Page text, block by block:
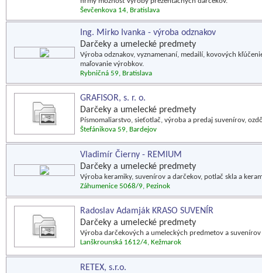
Ševčenkova 14, Bratislava
Ing. Mirko Ivanka - výroba odznakov
Darčeky a umelecké predmety
Výroba odznakov, vyznamenaní, medailí, kovových
maľovanie výrobkov.
Rybničná 59, Bratislava
GRAFISOR, s. r. o.
Darčeky a umelecké predmety
Písmomaliarstvo, sieťotlač, výroba a predaj suvenírov,
Štefánikova 59, Bardejov
Vladimír Čierny - REMIUM
Darčeky a umelecké predmety
Výroba keramiky, suvenírov a darčekov, potlač skla a
Záhumenice 5068/9, Pezinok
Radoslav Adamják KRASO SUVENÍR
Darčeky a umelecké predmety
Výroba darčekových a umeleckých predmetov a suvenírov
Lanškrounská 1612/4, Kežmarok
RETEX, s.r.o.